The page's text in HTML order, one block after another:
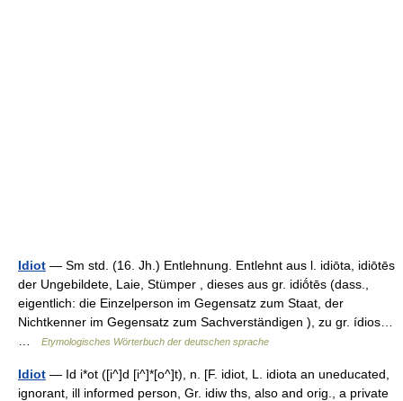
Idiot — Sm std. (16. Jh.) Entlehnung. Entlehnt aus l. idiōta, idiōtēs
der Ungebildete, Laie, Stümper , dieses aus gr. idiṓtēs (dass.,
eigentlich: die Einzelperson im Gegensatz zum Staat, der
Nichtkenner im Gegensatz zum Sachverständigen ), zu gr. ídios…
Etymologisches Wörterbuch der deutschen sprache
Idiot — Id i*ot ([i^]d [i^]*[o^]t), n. [F. idiot, L. idiota an uneducated,
ignorant, ill informed person, Gr. idiw ths, also and orig., a private